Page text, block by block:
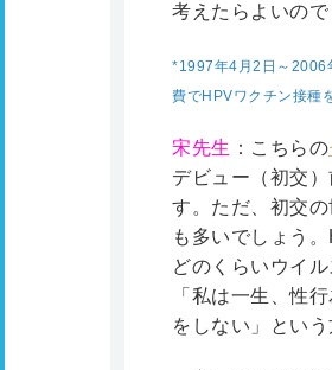
考えたらよいので
*1997年4月2日～2006
費でHPVワクチン接種
宋先生 ：こちらの
デビュー（初交
す。ただ、初交
も多いでしょう
どのくらいウイ
「私は一生、性
をしない」とい